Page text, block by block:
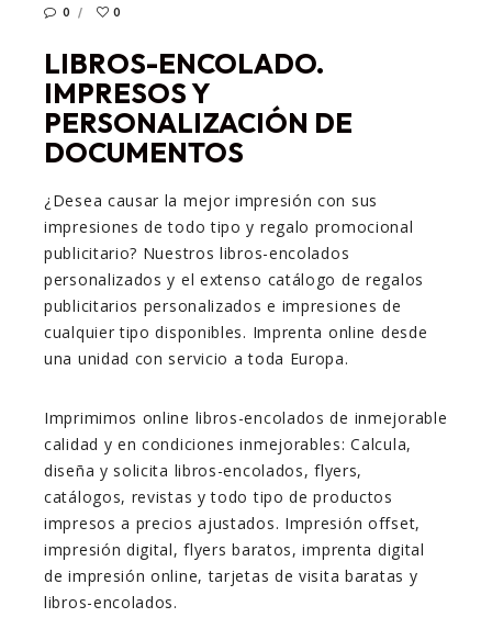
0
0
LIBROS-ENCOLADO.
IMPRESOS Y
PERSONALIZACIÓN DE
DOCUMENTOS
¿Desea causar la mejor impresión con sus
impresiones de todo tipo y regalo promocional
publicitario? Nuestros libros-encolados
personalizados y el extenso catálogo de regalos
publicitarios personalizados e impresiones de
cualquier tipo disponibles. Imprenta online desde
una unidad con servicio a toda Europa.
Imprimimos online libros-encolados de inmejorable
calidad y en condiciones inmejorables: Calcula,
diseña y solicita libros-encolados, flyers,
catálogos, revistas y todo tipo de productos
impresos a precios ajustados. Impresión offset,
impresión digital, flyers baratos, imprenta digital
de impresión online, tarjetas de visita baratas y
libros-encolados.